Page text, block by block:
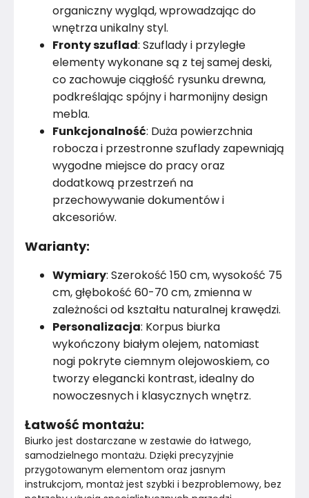
organiczny wygląd, wprowadzając do
wnętrza unikalny styl.
Fronty szuflad: Szuflady i przyległe
elementy wykonane są z tej samej deski,
co zachowuje ciągłość rysunku drewna,
podkreślając spójny i harmonijny design
mebla.
Funkcjonalność: Duża powierzchnia
robocza i przestronne szuflady zapewniają
wygodne miejsce do pracy oraz
dodatkową przestrzeń na
przechowywanie dokumentów i
akcesoriów.
Warianty:
Wymiary: Szerokość 150 cm, wysokość 75
cm, głębokość 60-70 cm, zmienna w
zależności od kształtu naturalnej krawędzi.
Personalizacja: Korpus biurka
wykończony białym olejem, natomiast
nogi pokryte ciemnym olejowoskiem, co
tworzy elegancki kontrast, idealny do
nowoczesnych i klasycznych wnętrz.
Łatwość montażu:
Biurko jest dostarczane w zestawie do łatwego,
samodzielnego montażu. Dzięki precyzyjnie
przygotowanym elementom oraz jasnym
instrukcjom, montaż jest szybki i bezproblemowy, bez